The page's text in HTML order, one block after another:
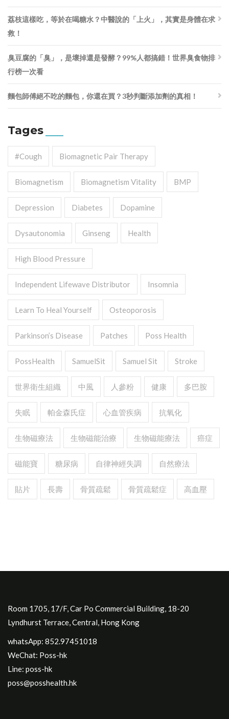
荔枝這樣吃，等於在喝糖水？中醫說的「上火」，其實是身體在求
救！
臭豆腐的「臭」，是壞掉還是發酵？99%人都搞錯！世界臭食物排
行榜一次看
麵包師傅絕不吃的麵包，你還在買？3秒判斷添加劑的真相！
Tages
#cough Biomagnetic Pair Therapy
Biomagnetism Biomagnetism Vitality BMP
Depression Diabetes Dopamine
Dysautonomia Ginseng Health
High Blood Pressure
Independent Lifewave Distributor Insomnia
Learn To Heal Yourself Osteoporosis
Parkinson’s Disease Patches Poss Health
PossHealth SamuelSit Samuel Sit Stroke
世界衛生組織 中風 人參粉 健康 多巴胺
失眠 帕金森氏症 心血管疾病 抗氧化
生物磁療法 生物磁能治療 生物磁能療法 癌症
磁能寶 糖尿病 自律神經失調 自然療法
貼片 長壽 骨質疏鬆 骨質疏鬆症 高血壓
Room 1705, 17/F, Car Po Commercial Building, 18-20
Lyndhurst Terrace, Central, Hong Kong
whatsApp: 852.97451018
WeChat: Poss-hk
Line: poss-hk
poss@posshealth.hk